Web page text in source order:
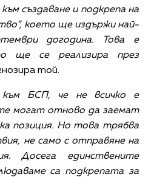
създаване и подкрепа на
което ще издържи най-
догодина. Това е
ще се реализира през
той.
към БСП, че не всичко е
могат отново да заемат
позиция. Но това трябва
не само с отправяне на
Досега единствените
са подкрепата за